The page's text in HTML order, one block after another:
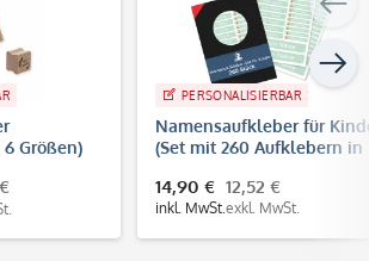
Größen)
PERSONALISIERBAR
Namensaufkleber für
(Set mit 260 Aufklebern in
14,90 €
inkl. MwSt.
12,52 €
exkl. MwSt.